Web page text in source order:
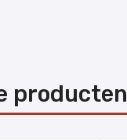
producten